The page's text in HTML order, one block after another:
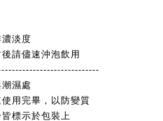
淡度
請儘速沖泡飲用
濕處
請儘速使用完畢，以防變質
成分皆標示於包裝上